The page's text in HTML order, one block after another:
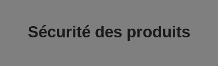
Sécurité des produits